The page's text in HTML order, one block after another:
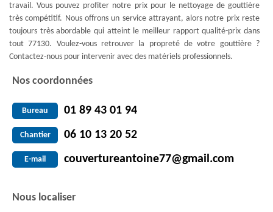
travail. Vous pouvez profiter notre prix pour le nettoyage de gouttière
très compétitif. Nous offrons un service attrayant, alors notre prix reste
toujours très abordable qui atteint le meilleur rapport qualité-prix dans
tout 77130. Voulez-vous retrouver la propreté de votre gouttière ?
Contactez-nous pour intervenir avec des matériels professionnels.
Nos coordonnées
Bureau 01 89 43 01 94
Chantier 06 10 13 20 52
E-mail couvertureantoine77@gmail.com
Nous localiser